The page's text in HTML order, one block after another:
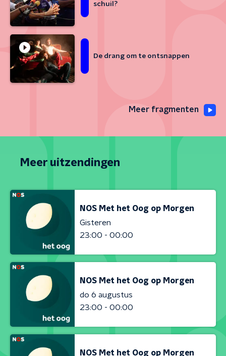
schuil?
De drang om te ontsnappen
Meer fragmenten
Meer uitzendingen
NOS Met het Oog op Morgen
Gisteren
23:00 - 00:00
NOS Met het Oog op Morgen
do 6 augustus
23:00 - 00:00
NOS Met het Oog op Morgen